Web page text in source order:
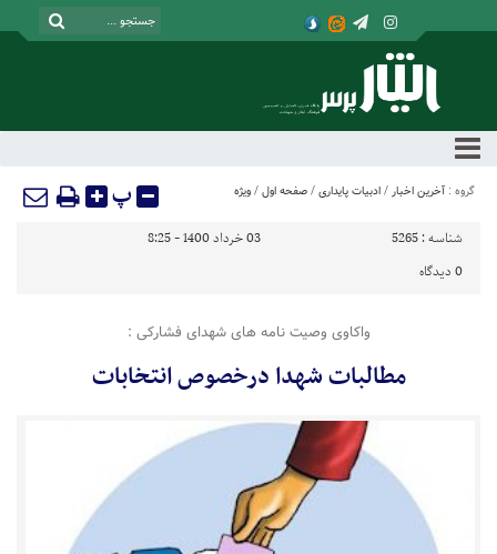
گروه : آخرین اخبار / ادبیات پایداری / صفحه اول / ویژه پ
شناسه : 5265
03 خرداد 1400 - 8:25
0 دیدگاه
واکاوی وصیت نامه های شهدای فشارکی :
مطالبات شهدا درخصوص انتخابات